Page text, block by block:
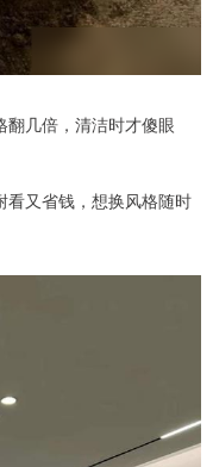
翻几倍，清洁时才傻眼
看又省钱，想换风格随时